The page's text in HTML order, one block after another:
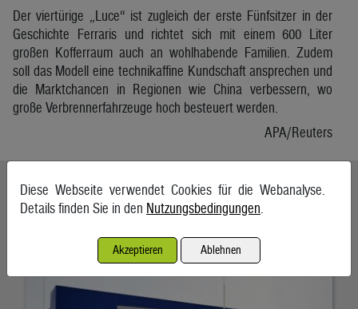
Der viertürige „Luce“ ist zugleich der erste Fünfsitzer in der
Geschichte Ferraris und richtet sich mit einem 600 Liter
großen Kofferraum auch an wohlhabende Familien. Zudem
soll das Modell eine technikaffine Kundschaft ansprechen und
die Marktchancen in Regionen wie China verbessern, wo
große Verbrennerfahrzeuge hoch besteuert werden.
APA/Reuters
Ähnliche Artikel weiterlesen
7. August 2026, Karlsruhe
Diese Webseite verwendet Cookies für die Webanalyse.
Details finden Sie in den Nutzungsbedingungen.
Akzeptieren Ablehnen